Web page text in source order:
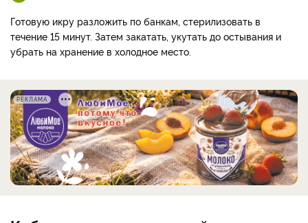
Готовую икру разложить по банкам, стерилизовать в
течение 15 минут. Затем закатать, укутать до остывания и
убрать на хранение в холодное место.
РЕКЛАМА